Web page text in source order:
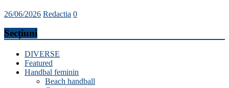
26/06/2026 Redactia 0
Secțiuni
DIVERSE
Featured
Handbal feminin
Beach handball